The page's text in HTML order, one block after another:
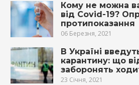
Кому не можна
від Covid-19?
протипоказання
06 Березня, 2021
В Україні
карантину: що
заборонять
23 Січня, 2021